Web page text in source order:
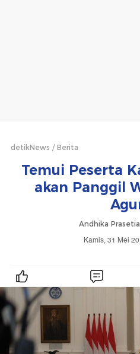
detikNews Berita
Temui Peserta
akan Panggil
Andhika
Kamis, 31 Mei